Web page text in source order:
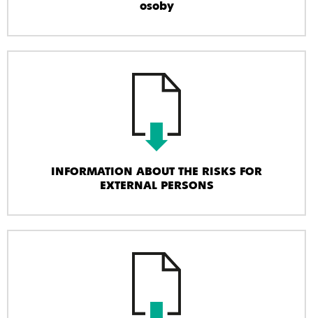
osoby
INFORMATION ABOUT THE RISKS FOR
EXTERNAL PERSONS